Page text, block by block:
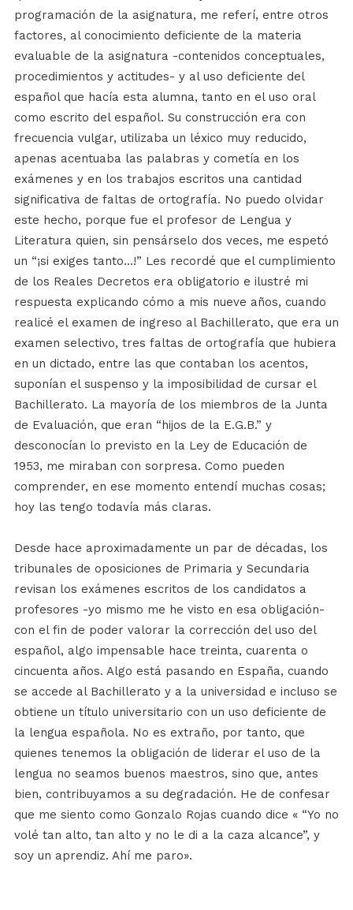
programación de la asignatura, me referí, entre otros
factores, al conocimiento deficiente de la materia
evaluable de la asignatura -contenidos conceptuales,
procedimientos y actitudes- y al uso deficiente del
español que hacía esta alumna, tanto en el uso oral
como escrito del español. Su construcción era con
frecuencia vulgar, utilizaba un léxico muy reducido,
apenas acentuaba las palabras y cometía en los
exámenes y en los trabajos escritos una cantidad
significativa de faltas de ortografía. No puedo olvidar
este hecho, porque fue el profesor de Lengua y
Literatura quien, sin pensárselo dos veces, me espetó
un “¡si exiges tanto…!” Les recordé que el cumplimiento
de los Reales Decretos era obligatorio e ilustré mi
respuesta explicando cómo a mis nueve años, cuando
realicé el examen de ingreso al Bachillerato, que era un
examen selectivo, tres faltas de ortografía que hubiera
en un dictado, entre las que contaban los acentos,
suponían el suspenso y la imposibilidad de cursar el
Bachillerato. La mayoría de los miembros de la Junta
de Evaluación, que eran “hijos de la E.G.B.” y
desconocían lo previsto en la Ley de Educación de
1953, me miraban con sorpresa. Como pueden
comprender, en ese momento entendí muchas cosas;
hoy las tengo todavía más claras.
Desde hace aproximadamente un par de décadas, los
tribunales de oposiciones de Primaria y Secundaria
revisan los exámenes escritos de los candidatos a
profesores -yo mismo me he visto en esa obligación-
con el fin de poder valorar la corrección del uso del
español, algo impensable hace treinta, cuarenta o
cincuenta años. Algo está pasando en España, cuando
se accede al Bachillerato y a la universidad e incluso se
obtiene un título universitario con un uso deficiente de
la lengua española. No es extraño, por tanto, que
quienes tenemos la obligación de liderar el uso de la
lengua no seamos buenos maestros, sino que, antes
bien, contribuyamos a su degradación. He de confesar
que me siento como Gonzalo Rojas cuando dice « “Yo no
volé tan alto, tan alto y no le di a la caza alcance”, y
soy un aprendiz. Ahí me paro».